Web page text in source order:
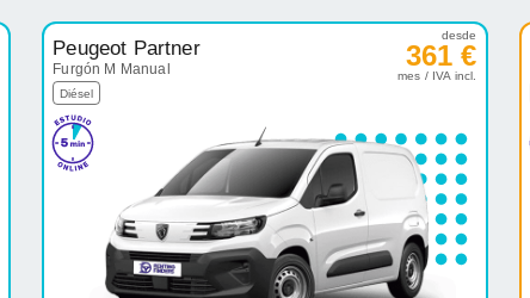
Peugeot Partner
Furgón M Manual
Diésel
desde
361 €
mes / IVA incl.